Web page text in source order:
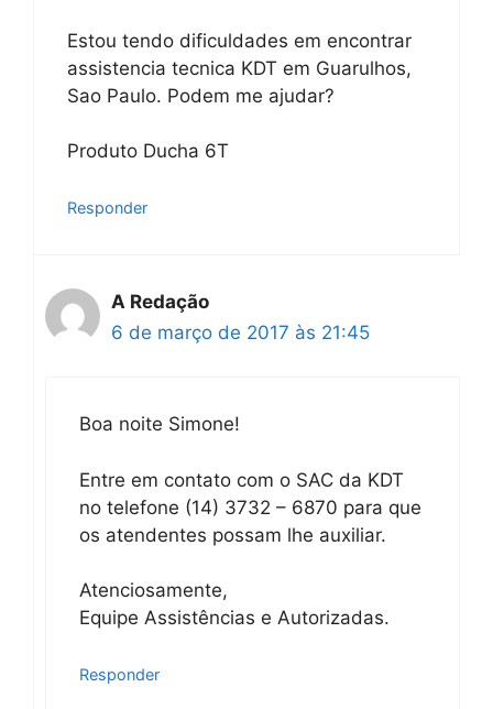
Estou tendo dificuldades em encontrar
assistencia tecnica KDT em Guarulhos,
Sao Paulo. Podem me ajudar?
Produto Ducha 6T
Responder
A Redação
6 de março de 2017 às 21:45
Boa noite Simone!
Entre em contato com o SAC da KDT
no telefone (14) 3732 – 6870 para que
os atendentes possam lhe auxiliar.
Atenciosamente,
Equipe Assistências e Autorizadas.
Responder